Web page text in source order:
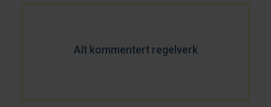
Alt kommentert regelverk